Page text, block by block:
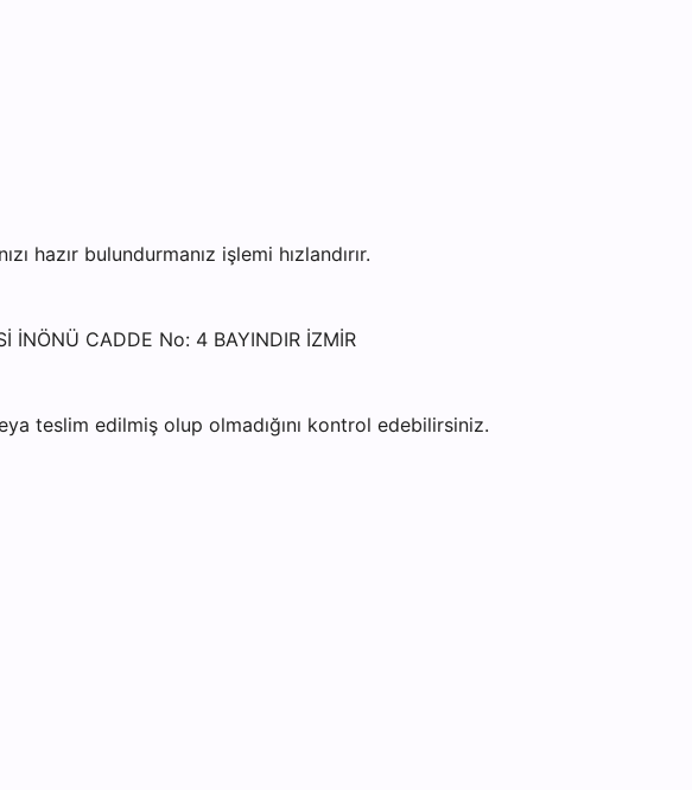
hazır bulundurmanız işlemi hızlandırır.
İNÖNÜ CADDE No: 4 BAYINDIR İZMİR
teslim edilmiş olup olmadığını kontrol edebilirsiniz.